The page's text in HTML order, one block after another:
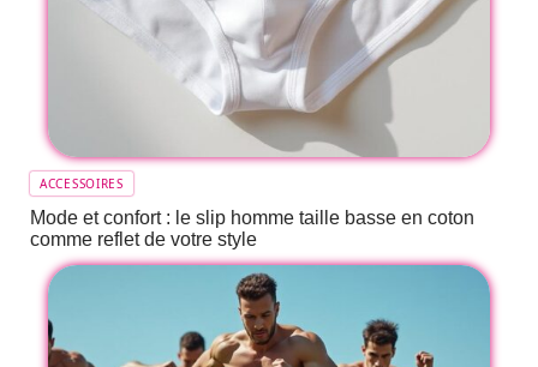
ACCESSOIRES
Mode et confort : le slip homme taille basse en coton
comme reflet de votre style